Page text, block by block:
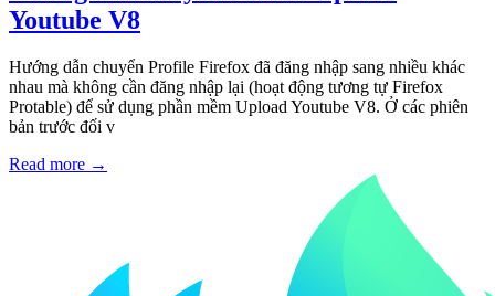
Youtube V8
Hướng dẫn chuyển Profile Firefox đã đăng nhập sang nhiều khác
nhau mà không cần đăng nhập lại (hoạt động tương tự Firefox
Protable) để sử dụng phần mềm Upload Youtube V8. Ở các phiên
bản trước đối v
Read more →